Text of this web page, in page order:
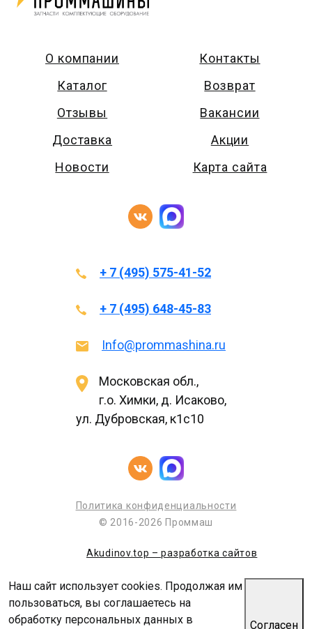
О компании
Каталог
Отзывы
Доставка
Новости
Контакты
Возврат
Вакансии
Акции
Карта сайта
+ 7 (495) 575-41-52
+ 7 (495) 648-45-83
Info@prommashina.ru
Московская обл.,
г.о. Химки, д. Исаково,
ул. Дубровская, к1с10
Политика конфиденциальности
© 2016-2026 Проммаш
Akudinov.top – разработка сайтов
Наш сайт использует cookies. Продолжая им
пользоваться, вы соглашаетесь на
обработку персональных данных в
Согласен